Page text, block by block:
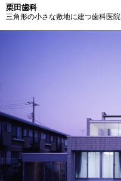
栗田歯科
三角形の小さな敷地に建つ歯科医院